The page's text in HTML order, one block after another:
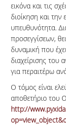
εικόνα και τις
διοίκηση και την
υπευθυνότητα.
προσεγγίσεων,
δυναμική που
διαχείρισης του
για περαιτέρω
Ο τόμος είναι
αποθετήριο του
http://